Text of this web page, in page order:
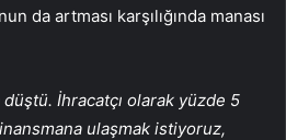
da artması karşılığında manası
düştü. İhracatçı olarak yüzde 5
ulaşmak istiyoruz,